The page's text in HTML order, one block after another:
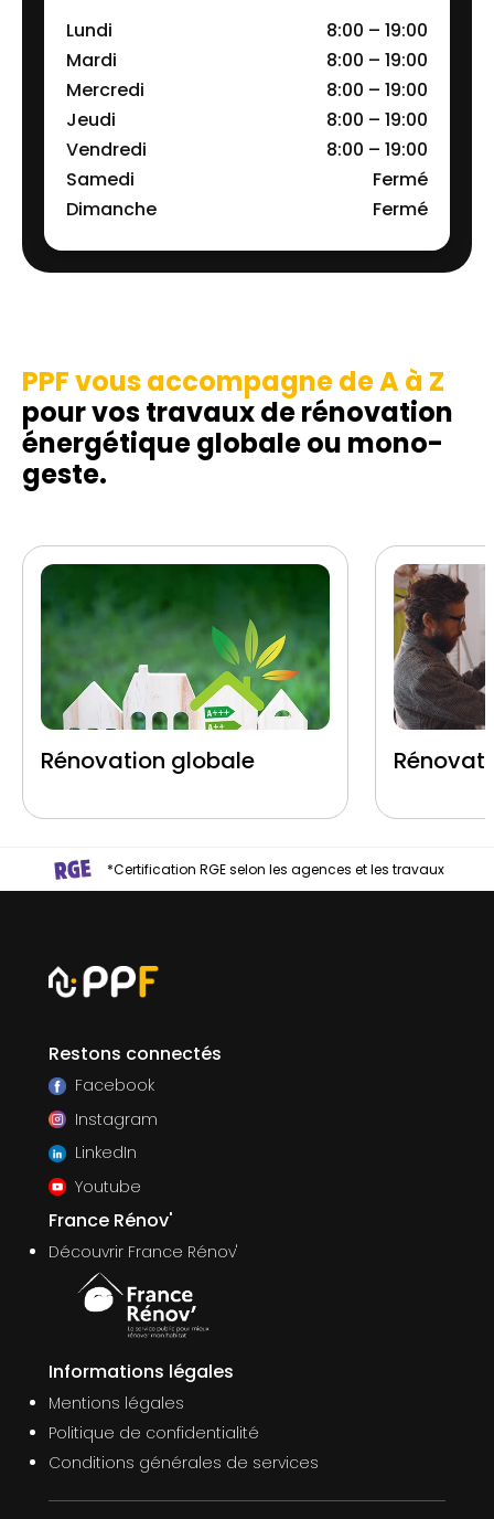
Lundi
8:00 – 19:00
Mardi
8:00 – 19:00
Mercredi
8:00 – 19:00
Jeudi
8:00 – 19:00
Vendredi
8:00 – 19:00
Samedi
Fermé
Dimanche
Fermé
PPF vous accompagne de A à Z
pour vos travaux de rénovation
énergétique globale ou mono-
geste.
Rénovation globale
*Certification RGE selon les agences et les travaux
Restons connectés
Facebook
Instagram
LinkedIn
Youtube
France Rénov'
Découvrir France Rénov'
Informations légales
Mentions légales
Politique de confidentialité
Conditions générales de services